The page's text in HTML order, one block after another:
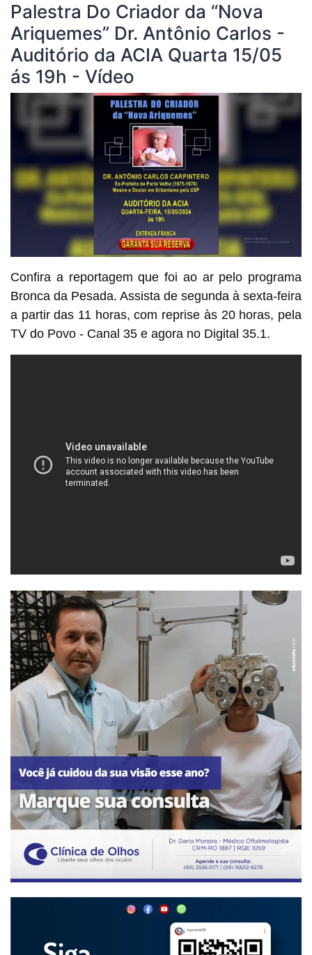
Palestra Do Criador da “Nova
Ariquemes” Dr. Antônio Carlos -
Auditório da ACIA Quarta 15/05
ás 19h - Vídeo
Confira a reportagem que foi ao ar pelo programa
Bronca da Pesada. Assista de segunda à sexta-feira
a partir das 11 horas, com reprise às 20 horas, pela
TV do Povo - Canal 35 e agora no Digital 35.1.